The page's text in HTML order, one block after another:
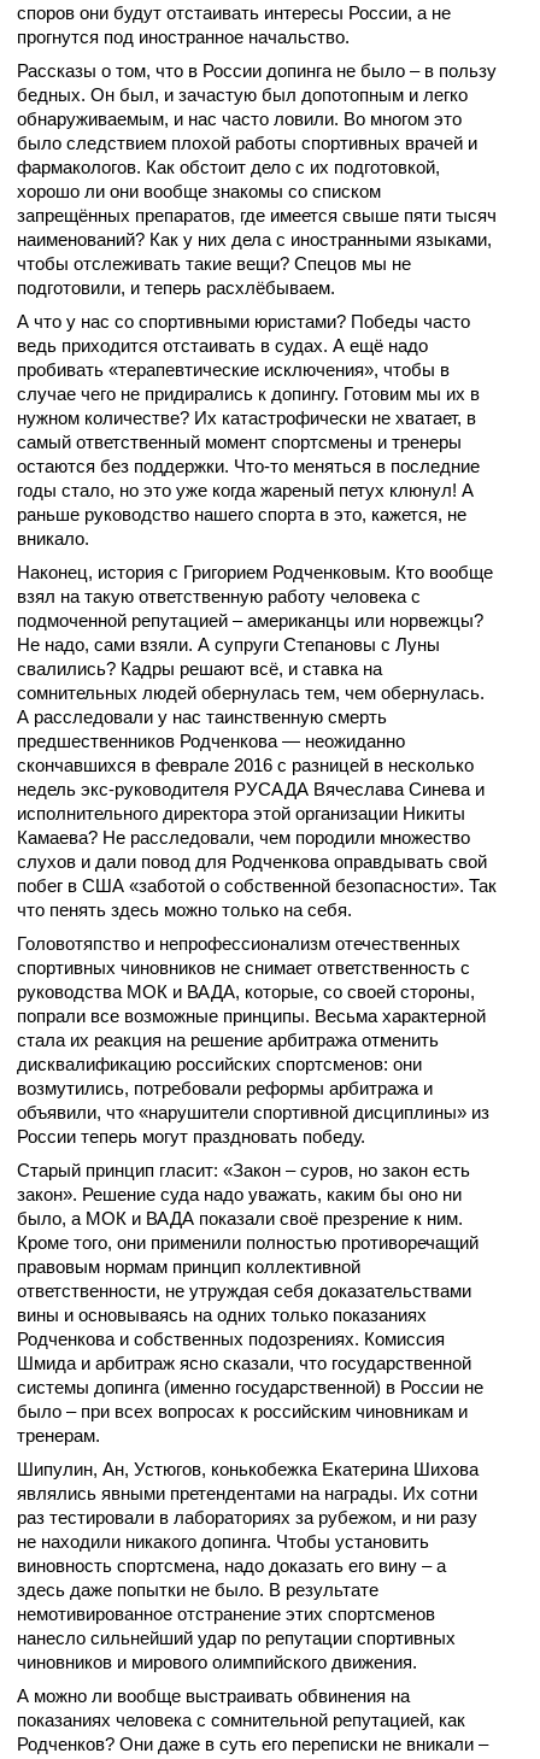
споров они будут отстаивать интересы России, а не
прогнутся под иностранное начальство.
Рассказы о том, что в России допинга не было – в пользу
бедных. Он был, и зачастую был допотопным и легко
обнаруживаемым, и нас часто ловили. Во многом это
было следствием плохой работы спортивных врачей и
фармакологов. Как обстоит дело с их подготовкой,
хорошо ли они вообще знакомы со списком
запрещённых препаратов, где имеется свыше пяти тысяч
наименований? Как у них дела с иностранными языками,
чтобы отслеживать такие вещи? Спецов мы не
подготовили, и теперь расхлёбываем.
А что у нас со спортивными юристами? Победы часто
ведь приходится отстаивать в судах. А ещё надо
пробивать «терапевтические исключения», чтобы в
случае чего не придирались к допингу. Готовим мы их в
нужном количестве? Их катастрофически не хватает, в
самый ответственный момент спортсмены и тренеры
остаются без поддержки. Что-то меняться в последние
годы стало, но это уже когда жареный петух клюнул! А
раньше руководство нашего спорта в это, кажется, не
вникало.
Наконец, история с Григорием Родченковым. Кто вообще
взял на такую ответственную работу человека с
подмоченной репутацией – американцы или норвежцы?
Не надо, сами взяли. А супруги Степановы с Луны
свалились? Кадры решают всё, и ставка на
сомнительных людей обернулась тем, чем обернулась.
А расследовали у нас таинственную смерть
предшественников Родченкова — неожиданно
скончавшихся в феврале 2016 с разницей в несколько
недель экс-руководителя РУСАДА Вячеслава Синева и
исполнительного директора этой организации Никиты
Камаева? Не расследовали, чем породили множество
слухов и дали повод для Родченкова оправдывать свой
побег в США «заботой о собственной безопасности». Так
что пенять здесь можно только на себя.
Головотяпство и непрофессионализм отечественных
спортивных чиновников не снимает ответственность с
руководства МОК и ВАДА, которые, со своей стороны,
попрали все возможные принципы. Весьма характерной
стала их реакция на решение арбитража отменить
дисквалификацию российских спортсменов: они
возмутились, потребовали реформы арбитража и
объявили, что «нарушители спортивной дисциплины» из
России теперь могут праздновать победу.
Старый принцип гласит: «Закон – суров, но закон есть
закон». Решение суда надо уважать, каким бы оно ни
было, а МОК и ВАДА показали своё презрение к ним.
Кроме того, они применили полностью противоречащий
правовым нормам принцип коллективной
ответственности, не утруждая себя доказательствами
вины и основываясь на одних только показаниях
Родченкова и собственных подозрениях. Комиссия
Шмида и арбитраж ясно сказали, что государственной
системы допинга (именно государственной) в России не
было – при всех вопросах к российским чиновникам и
тренерам.
Шипулин, Ан, Устюгов, конькобежка Екатерина Шихова
являлись явными претендентами на награды. Их сотни
раз тестировали в лабораториях за рубежом, и ни разу
не находили никакого допинга. Чтобы установить
виновность спортсмена, надо доказать его вину – а
здесь даже попытки не было. В результате
немотивированное отстранение этих спортсменов
нанесло сильнейший удар по репутации спортивных
чиновников и мирового олимпийского движения.
А можно ли вообще выстраивать обвинения на
показаниях человека с сомнительной репутацией, как
Родченков? Они даже в суть его переписки не вникали –